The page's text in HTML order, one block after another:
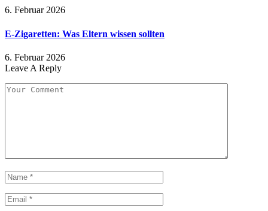
6. Februar 2026
E-Zigaretten: Was Eltern wissen sollten
6. Februar 2026
Leave A Reply